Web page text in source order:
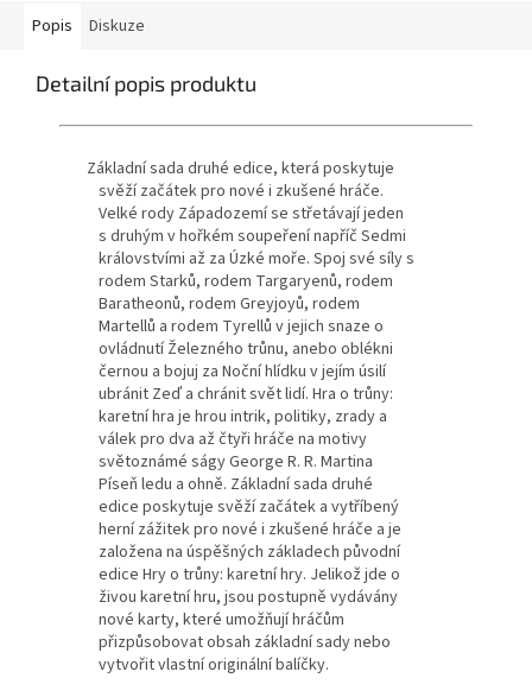
Popis Diskuze
Detailní popis produktu
Základní sada druhé edice, která poskytuje
svěží začátek pro nové i zkušené hráče.
Velké rody Západozemí se střetávají jeden
s druhým v hořkém soupeření napříč Sedmi
královstvími až za Úzké moře. Spoj své síly s
rodem Starků, rodem Targaryenů, rodem
Baratheonů, rodem Greyjoyů, rodem
Martellů a rodem Tyrellů v jejich snaze o
ovládnutí Železného trůnu, anebo oblékni
černou a bojuj za Noční hlídku v jejím úsilí
ubránit Zeď a chránit svět lidí. Hra o trůny:
karetní hra je hrou intrik, politiky, zrady a
válek pro dva až čtyři hráče na motivy
světoznámé ságy George R. R. Martina
Píseň ledu a ohně. Základní sada druhé
edice poskytuje svěží začátek a vytříbený
herní zážitek pro nové i zkušené hráče a je
založena na úspěšných základech původní
edice Hry o trůny: karetní hry. Jelikož jde o
živou karetní hru, jsou postupně vydávány
nové karty, které umožňují hráčům
přizpůsobovat obsah základní sady nebo
vytvořit vlastní originální balíčky.